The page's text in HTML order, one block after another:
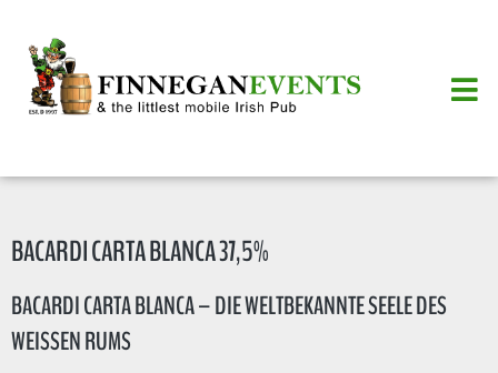
BACARDI CARTA BLANCA 37,5%
BACARDI CARTA BLANCA – DIE WELTBEKANNTE SEELE DES
WEISSEN RUMS